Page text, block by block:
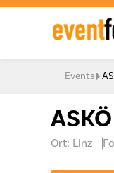
Skip to content
Events
Ort: Linz